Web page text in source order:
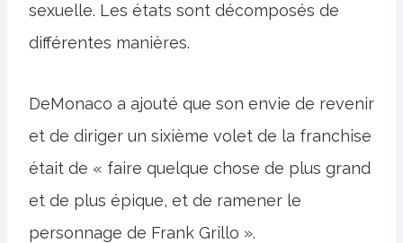
sexuelle. Les états sont décomposés de
différentes manières.
DeMonaco a ajouté que son envie de revenir
et de diriger un sixième volet de la franchise
était de « faire quelque chose de plus grand
et de plus épique, et de ramener le
personnage de Frank Grillo ».